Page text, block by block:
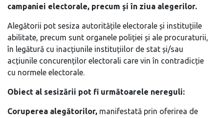
campaniei electorale, precum și în ziua alegerilor.
Alegătorii pot sesiza autoritățile electorale și instituțiile
abilitate, precum sunt organele poliției și ale procuraturii,
în legătură cu inacțiunile instituțiilor de stat și/sau
acțiunile concurenților electorali care vin în contradicție
cu normele electorale.
Obiect al sesizării pot fi următoarele nereguli:
Coruperea alegătorilor, manifestată prin oferirea de